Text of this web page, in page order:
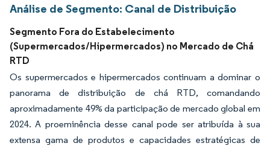
Análise de Segmento: Canal de Distribuição
Segmento Fora do Estabelecimento
(Supermercados/Hipermercados) no Mercado de Chá
RTD
Os supermercados e hipermercados continuam a dominar o
panorama de distribuição de chá RTD, comandando
aproximadamente 49% da participação de mercado global em
2024. A proeminência desse canal pode ser atribuída à sua
extensa gama de produtos e capacidades estratégicas de